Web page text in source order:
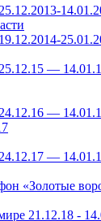
—
—
—
«Золотые
21.12.18 -